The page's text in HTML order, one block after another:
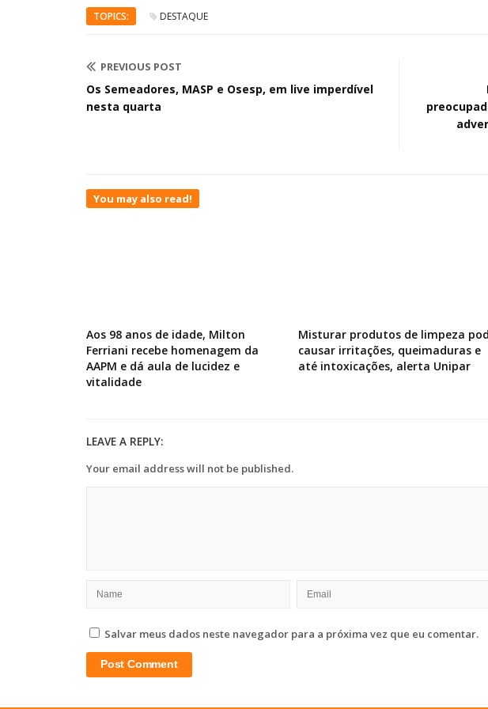
TOPICS: DESTAQUE
PREVIOUS POST
Os Semeadores, MASP e Osesp, em live imperdível
nesta quarta
You may also read!
Aos 98 anos de idade, Milton
Ferriani recebe homenagem da
AAPM e dá aula de lucidez e
vitalidade
Misturar produtos de limpeza
causar irritações, queimaduras e
até intoxicações, alerta Unipar
LEAVE A REPLY:
Your email address will not be published.
Salvar meus dados neste navegador para a próxima vez que eu comentar.